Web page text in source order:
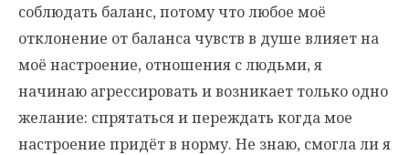
соблюдать баланс, потому что любое моё
отклонение от баланса чувств в душе влияет на
моё настроение, отношения с людьми, я
начинаю агрессировать и возникает только одно
желание: спрятаться и переждать когда мое
настроение придёт в норму. Не знаю, смогла ли я